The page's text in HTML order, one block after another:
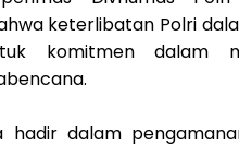
keterlibatan Polri
komitmen dalam
hadir dalam